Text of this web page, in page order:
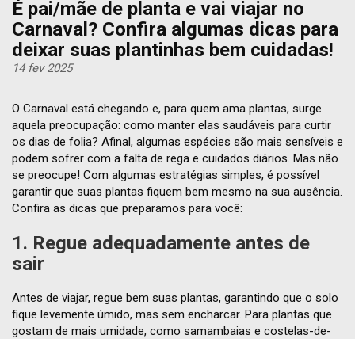
É pai/mãe de planta e vai viajar no
Carnaval? Confira algumas dicas para
deixar suas plantinhas bem cuidadas!
14 fev 2025
O Carnaval está chegando e, para quem ama plantas, surge
aquela preocupação: como manter elas saudáveis para curtir
os dias de folia? Afinal, algumas espécies são mais sensíveis e
podem sofrer com a falta de rega e cuidados diários. Mas não
se preocupe! Com algumas estratégias simples, é possível
garantir que suas plantas fiquem bem mesmo na sua ausência.
Confira as dicas que preparamos para você:
1. Regue adequadamente antes de
sair
Antes de viajar, regue bem suas plantas, garantindo que o solo
fique levemente úmido, mas sem encharcar. Para plantas que
gostam de mais umidade, como samambaias e costelas-de-